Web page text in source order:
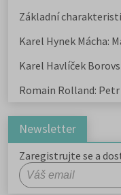
Základní
Karel Hynek Mácha:
Karel Havlíček
Romain Rolland: Petr
Newsletter
Zaregistrujte se a